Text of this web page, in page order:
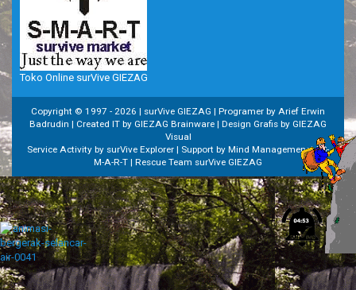
Toko Online surVive GIEZAG
Copyright © 1997 - 2026 | surVive GIEZAG | Programer by Arief Erwin
Badrudin | Created IT by GIEZAG Brainware | Design Grafis by GIEZAG
Visual
Service Activity by surVive Explorer | Support by Mind Managemenet | S-
M-A-R-T | Rescue Team surVive GIEZAG